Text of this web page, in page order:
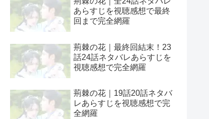
あらすじを視聴感想で最終
回まで完全網羅
荊棘の花｜最終回結末！23
話24話ネタバレあらすじを
視聴感想で完全網羅
荊棘の花｜19話20話ネタバ
レあらすじを視聴感想で完
全網羅